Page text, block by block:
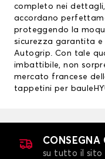
completo nei
accordano
proteggendo la
sicurezza garantita
Autogrip. Con tale
imbattibile, non
mercato francese
tappetini per
CONSEGNA
su tutto il sito